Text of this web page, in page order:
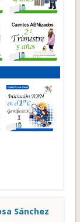
Sánchez